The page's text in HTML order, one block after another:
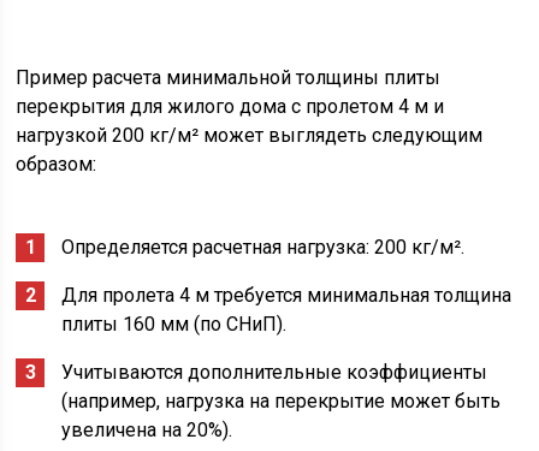
Пример расчета минимальной толщины плиты
перекрытия для жилого дома с пролетом 4 м и
нагрузкой 200 кг/м² может выглядеть следующим
образом:
Определяется расчетная нагрузка: 200 кг/м².
Для пролета 4 м требуется минимальная толщина
плиты 160 мм (по СНиП).
Учитываются дополнительные коэффициенты
(например, нагрузка на перекрытие может быть
увеличена на 20%).